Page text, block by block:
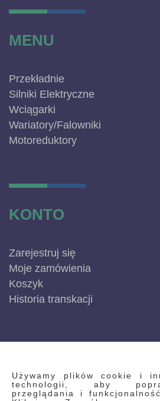
Używamy plików cookie i
technologii, aby
przeglądania i
MENU
Przekładnie
Silniki Elektryczne
Wciągarki
Wariatory/Falowniki
Motoreduktory
KONTO
Zarejestruj się
Moje zamówienia
Koszyk
Historia transkacji
INFORMACJE